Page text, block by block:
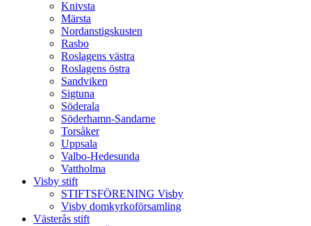
Knivsta
Märsta
Nordanstigskusten
Rasbo
Roslagens västra
Roslagens östra
Sandviken
Sigtuna
Söderala
Söderhamn-Sandarne
Torsåker
Uppsala
Valbo-Hedesunda
Vattholma
Visby stift
STIFTSFÖRENING Visby
Visby domkyrkoförsamling
Västerås stift